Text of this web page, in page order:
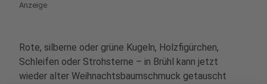
Anzeige
Rote, silberne oder grüne Kugeln, Holzfigürchen,
Schleifen oder Strohsterne – in Brühl kann jetzt
wieder alter Weihnachtsbaumschmuck getauscht